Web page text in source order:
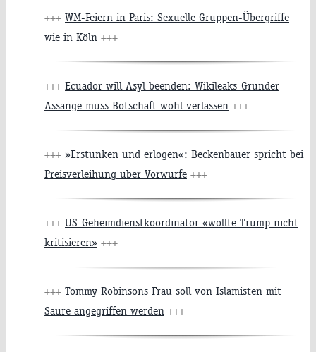
+++ WM-Feiern in Paris: Sexuelle Gruppen-Übergriffe
wie in Köln +++
+++ Ecuador will Asyl beenden: Wikileaks-Gründer
Assange muss Botschaft wohl verlassen +++
+++ »Erstunken und erlogen«: Beckenbauer spricht bei
Preisverleihung über Vorwürfe +++
+++ US-Geheimdienstkoordinator «wollte Trump nicht
kritisieren» +++
+++ Tommy Robinsons Frau soll von Islamisten mit
Säure angegriffen werden +++